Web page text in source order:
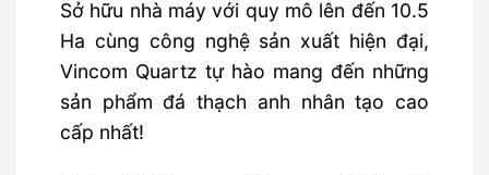
Sở hữu nhà máy với quy mô lên đến 10.5
Ha cùng công nghệ sản xuất hiện đại,
Vincom Quartz tự hào mang đến những
sản phẩm đá thạch anh nhân tạo cao
cấp nhất!